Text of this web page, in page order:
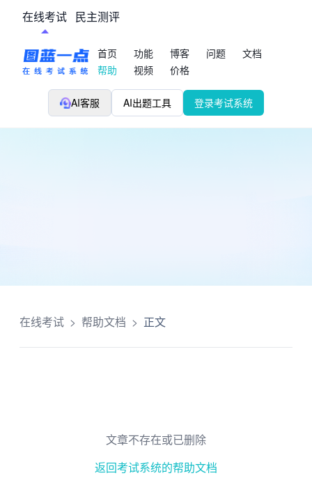
在线考试 民主测评
首页 功能 博客 问题
文档
帮助
视频 价格
AI客服 AI出题工具 登录考试系统
在线考试 > 帮助文档 > 正文
文章不存在或已删除
返回考试系统的帮助文档